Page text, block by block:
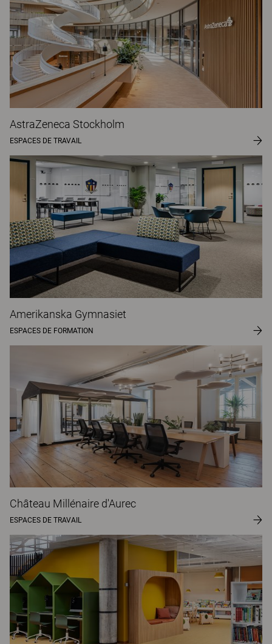
AstraZeneca Stockholm
ESPACES DE TRAVAIL
Amerikanska Gymnasiet
ESPACES DE FORMATION
Château Millénaire d'Aurec
ESPACES DE TRAVAIL